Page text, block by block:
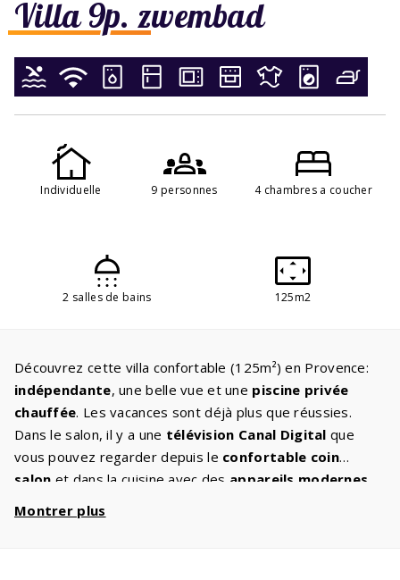
Villa 9p. zwembad
Individuelle 9 personnes 4 chambres a coucher
2 salles de bains 125m2
Découvrez cette villa confortable (125m²) en Provence:
indépendante, une belle vue et une piscine privée
chauffée. Les vacances sont déjà plus que réussies.
Dans le salon, il y a une télévision Canal Digital que
vous pouvez regarder depuis le confortable coin
salon et dans la cuisine avec des appareils modernes
partezentre amis
Montrer plus